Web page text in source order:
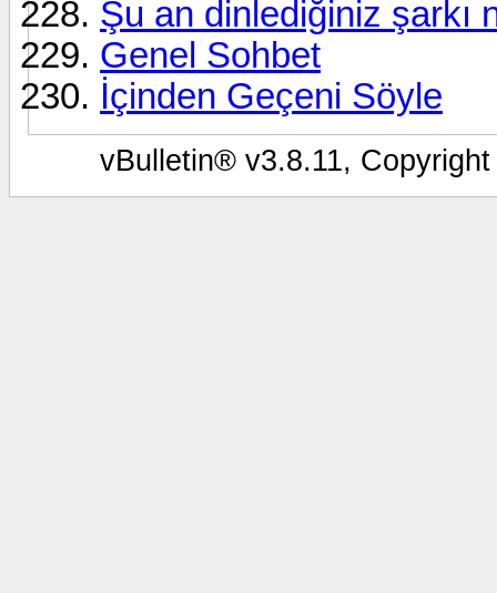
Şu an dinlediğiniz şarkı
Genel Sohbet
İçinden Geçeni Söyle
vBulletin® v3.8.11,